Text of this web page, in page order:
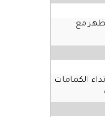
مع
الكمامات